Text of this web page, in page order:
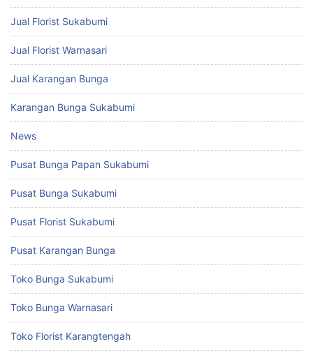
Jual Florist Sukabumi
Jual Florist Warnasari
Jual Karangan Bunga
Karangan Bunga Sukabumi
News
Pusat Bunga Papan Sukabumi
Pusat Bunga Sukabumi
Pusat Florist Sukabumi
Pusat Karangan Bunga
Toko Bunga Sukabumi
Toko Bunga Warnasari
Toko Florist Karangtengah